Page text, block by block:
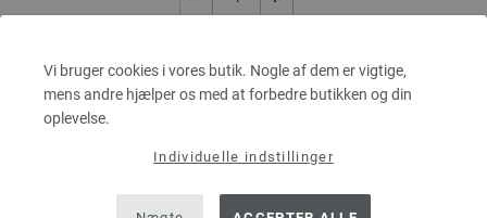
Vi bruger cookies i vores butik. Nogle af dem er vigtige,
mens andre hjælper os med at forbedre butikken og din
oplevelse.
Individuelle indstillinger